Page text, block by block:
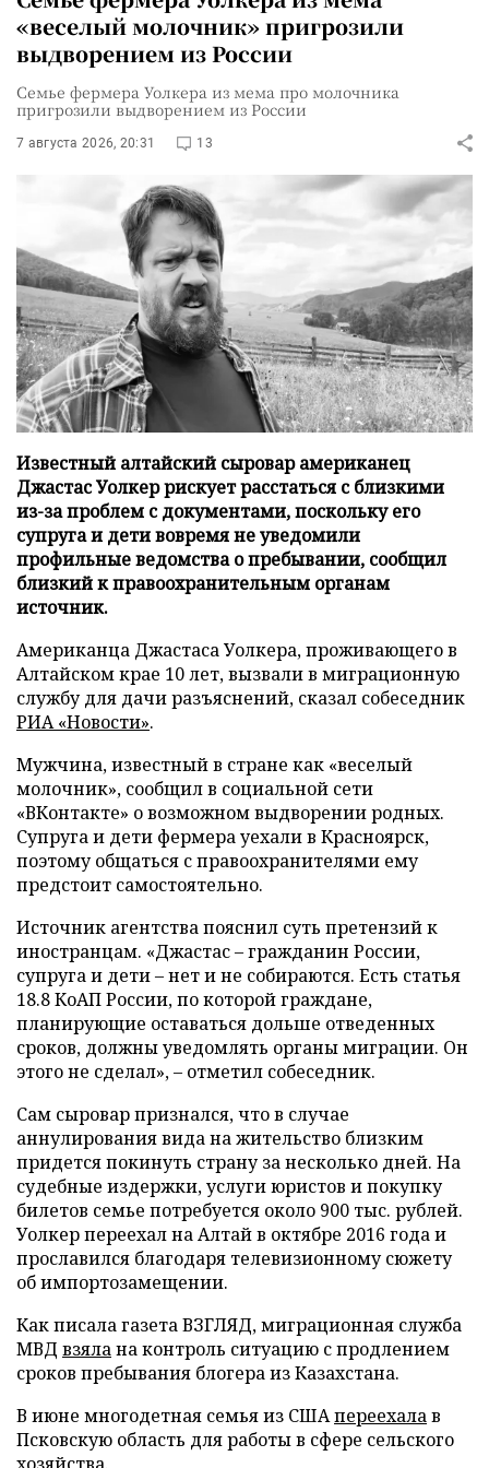
«веселый молочник» пригрозили
выдворением из России
Семье фермера Уолкера из мема про молочника
пригрозили выдворением из России
7 августа 2026, 20:31 13
Известный алтайский сыровар американец
Джастас Уолкер рискует расстаться с близкими
из-за проблем с документами, поскольку его
супруга и дети вовремя не уведомили
профильные ведомства о пребывании, сообщил
близкий к правоохранительным органам
источник.
Американца Джастаса Уолкера, проживающего в
Алтайском крае 10 лет, вызвали в миграционную
службу для дачи разъяснений, сказал собеседник
РИА «Новости».
Мужчина, известный в стране как «веселый
молочник», сообщил в социальной сети
«ВКонтакте» о возможном выдворении родных.
Супруга и дети фермера уехали в Красноярск,
поэтому общаться с правоохранителями ему
предстоит самостоятельно.
Источник агентства пояснил суть претензий к
иностранцам. «Джастас – гражданин России,
супруга и дети – нет и не собираются. Есть статья
18.8 КоАП России, по которой граждане,
планирующие оставаться дольше отведенных
сроков, должны уведомлять органы миграции. Он
этого не сделал», – отметил собеседник.
Сам сыровар признался, что в случае
аннулирования вида на жительство близким
придется покинуть страну за несколько дней. На
судебные издержки, услуги юристов и покупку
билетов семье потребуется около 900 тыс. рублей.
Уолкер переехал на Алтай в октябре 2016 года и
прославился благодаря телевизионному сюжету
об импортозамещении.
Как писала газета ВЗГЛЯД, миграционная служба
МВД взялана контроль ситуацию с продлением
сроков пребывания блогера из Казахстана.
В июне многодетная семья из СШАпереехалав
Псковскую область для работы в сфере сельского